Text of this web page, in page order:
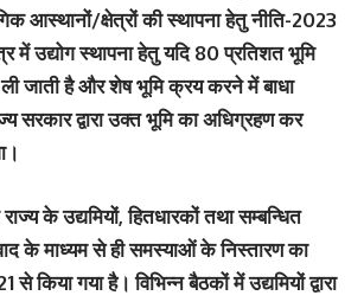
आस्थानों/क्षेत्रों की स्थापना हेतु नीति-2023
में उद्योग स्थापना हेतु यदि 80 प्रतिशत भूमि
ली जाती है और शेष भूमि क्रय करने में बाधा
सरकार द्वारा उक्त भूमि का अधिग्रहण कर
के उद्यमियों, हितधारकों तथा सम्बन्धित
के माध्यम से ही समस्याओं के निस्तारण का
से किया गया है। विभिन्न बैठकों में उद्यमियों द्वारा